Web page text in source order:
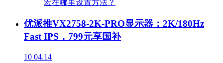
优派推VX2758-2K-PRO显示器：2K/180Hz
Fast IPS，799元享国补
10 04.14